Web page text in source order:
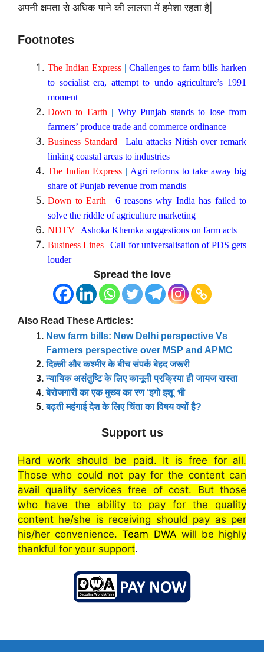
अपनी क्षमता से अधिक पाने की लालसा में हमेशा रहता है|
Footnotes
The Indian Express| Challenges to farm bills harken
to socialist era, attempt to undo agriculture’s 1991
moment
Down to Earth | Why Punjab stands to lose from
farmers’ produce trade and commerce ordinance
Business Standard |Lalu attacks Nitish over remark
linking coastal areas to industries
The Indian Express | Agri reforms to take away big
share of Punjab revenue from mandis
Down to Earth | 6 reasons why India has failed to
solve the riddle of agriculture marketing
NDTV | Ashoka Khemka suggestions on farm acts
Business Lines |Call for universalisation of PDS gets
louder
Spread the love
Also Read These Articles:
New farm bills: New Delhi perspective Vs
Farmers perspective over MSP and APMC
दिल्ली और कश्मीर के बीच संपर्क बेहद जरूरी
न्यायिक असंतुष्टि के लिए कानूनी प्रक्रिया ही जायज रास्ता
बेरोजगारी का एक मुख्य का रण ‘इगो इशू’ भी
बढ़ती महंगाई देश के लिए चिंता का विषय क्यों है?
Support us
Hard work should be paid. It is free for all.
Those who could not pay for the content can
avail quality services free of cost. But those
who have the ability to pay for the quality
content he/she is receiving should pay as per
his/her convenience.Team DWA will be highly
thankful for your support.